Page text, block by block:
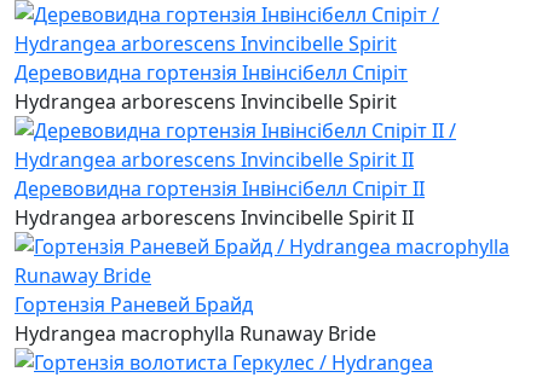
Деревовидна гортензія Інвінсібелл Спіріт
Hydrangea arborescens Invincibelle Spirit
Деревовидна гортензія Інвінсібелл Спіріт II
Hydrangea arborescens Invincibelle Spirit II
Гортензія Раневей Брайд
Hydrangea macrophylla Runaway Bride